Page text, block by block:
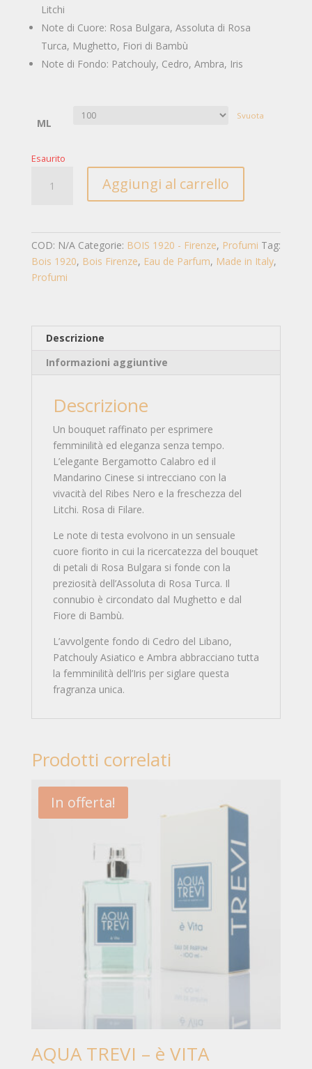
Litchi
Note di Cuore: Rosa Bulgara, Assoluta di Rosa
Turca, Mughetto, Fiori di Bambù
Note di Fondo: Patchouly, Cedro, Ambra, Iris
ML
Svuota
Esaurito
Aggiungi al carrello
COD: N/A Categorie: BOIS 1920 - Firenze, Profumi Tag:
Bois 1920, Bois Firenze, Eau de Parfum, Made in Italy,
Profumi
Descrizione
Informazioni aggiuntive
Descrizione
Un bouquet raffinato per esprimere
femminilità ed eleganza senza tempo.
L’elegante Bergamotto Calabro ed il
Mandarino Cinese si intrecciano con la
vivacità del Ribes Nero e la freschezza del
Litchi. Rosa di Filare.
Le note di testa evolvono in un sensuale
cuore fiorito in cui la ricercatezza del bouquet
di petali di Rosa Bulgara si fonde con la
preziosità dell’Assoluta di Rosa Turca. Il
connubio è circondato dal Mughetto e dal
Fiore di Bambù.
L’avvolgente fondo di Cedro del Libano,
Patchouly Asiatico e Ambra abbracciano tutta
la femminilità dell’Iris per siglare questa
fragranza unica.
Prodotti correlati
In offerta!
AQUA TREVI – è VITA